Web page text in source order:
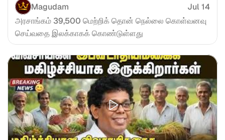
Magudam
Jul 14
அரசாங்கம் 39,500 மெற்றிக் தொன் நெல்லை கொள்வனவு
செய்வதை இலக்காகக் கொண்டுள்ளது